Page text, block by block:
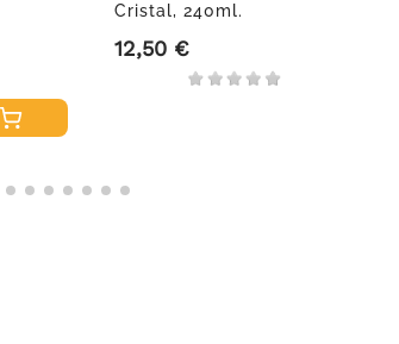
Cristal, 240ml.
Precio
12,50 €